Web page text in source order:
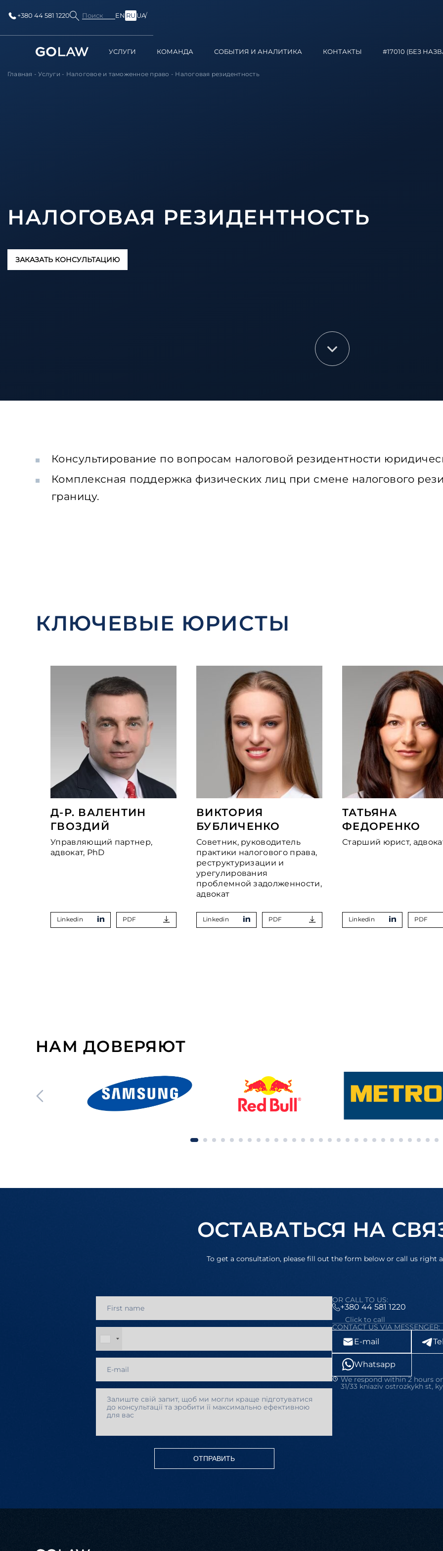
+380 44 581 1220 Поиск EN RU UA
УСЛУГИ КОМАНДА СОБЫТИЯ И АНАЛИТИКА КОНТАКТЫ #17010 (БЕЗ
Главная -Услуги - Налоговое и таможенное право - Налоговая резидентность
НАЛОГОВАЯ РЕЗИДЕНТНОСТЬ
ЗАКАЗАТЬ КОНСУЛЬТАЦИЮ
Консультирование по вопросам налоговой резидентности
Комплексная поддержка физических лиц при смене налогового
границу.
КЛЮЧЕВЫЕ ЮРИСТЫ
Д-Р. ВАЛЕНТИН
ГВОЗДИЙ
Управляющий партнер,
адвокат, PhD
Linkedin PDF
ВИКТОРИЯ
БУБЛИЧЕНКО
Советник, руководитель
практики налогового права,
реструктуризации и
урегулирования
проблемной задолженности,
адвокат
Linkedin PDF
ТАТЬЯНА
ФЕДОРЕНКО
Старший юрист,
Linkedin PDF
НАМ ДОВЕРЯЮТ
ОСТАВАТЬСЯ НА
To get a consultation, please fill out the form below or call us right
ОТПРАВИТЬ
OR CALL TO US:
+380 44 581 1220
Click to call
CONTACT US VIA MESSENGER:
E-mail
Whatsapp
We respond within 2 hours
31/33 kniaziv ostrozkykh st,